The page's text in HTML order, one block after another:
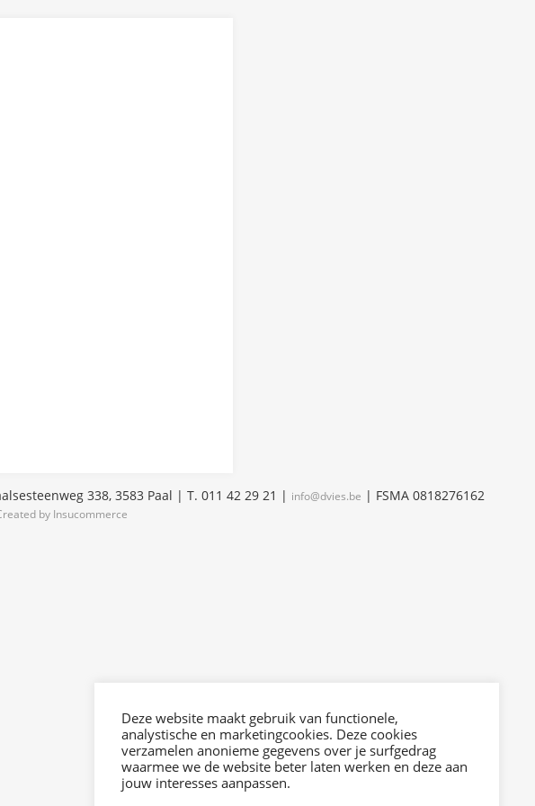
338, 3583 Paal | T. 011 42 29 21 | info@dvies.be | FSMA 0818276162
by Insucommerce
Deze website maakt gebruik van functionele,
analystische en marketingcookies. Deze cookies
verzamelen anonieme gegevens over je surfgedrag
waarmee we de website beter laten werken en deze aan
jouw interesses aanpassen.